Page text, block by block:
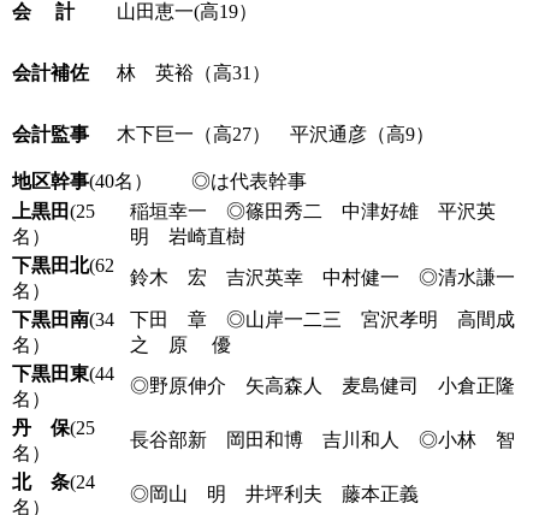
会 計 山田恵一(高19）
会計補佐 林 英裕（高31）
会計監事 木下巨一（高27） 平沢通彦（高9）
地区幹事(40名） ◎は代表幹事
上黒田(25
名）
稲垣幸一 ◎篠田秀二 中津好雄 平沢英
明 岩崎直樹
下黒田北(62
名）
鈴木 宏 吉沢英幸 中村健一 ◎清水謙一
下黒田南(34
名）
下田 章 ◎山岸一二三 宮沢孝明 高間成
之 原 優
下黒田東(44
名）
◎野原伸介 矢高森人 麦島健司 小倉正隆
丹 保(25
名）
長谷部新 岡田和博 吉川和人 ◎小林 智
北 条(24
名）
◎岡山 明 井坪利夫 藤本正義